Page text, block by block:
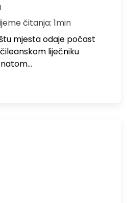
čitanja: 1min
mjesta odaje počast
liječniku